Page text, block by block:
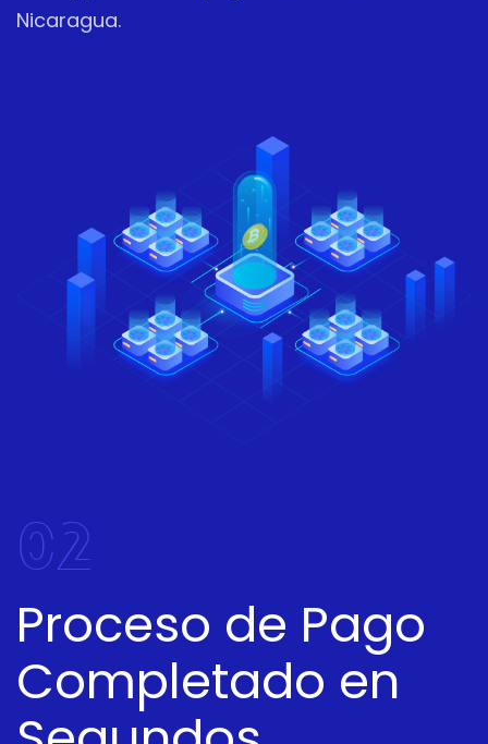
Nicaragua.
02
Proceso de Pago
Completado en